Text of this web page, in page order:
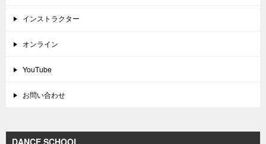
インストラクター
オンライン
YouTube
お問い合わせ